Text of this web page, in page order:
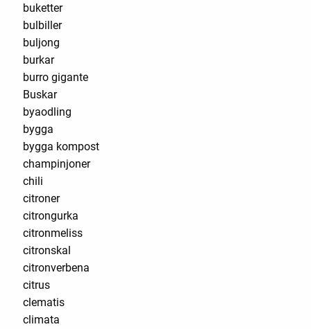
buketter
bulbiller
buljong
burkar
burro gigante
Buskar
byaodling
bygga
bygga kompost
champinjoner
chili
citroner
citrongurka
citronmeliss
citronskal
citronverbena
citrus
clematis
climata